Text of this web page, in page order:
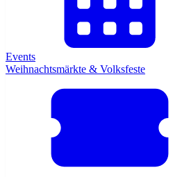
Events
Weihnachtsmärkte & Volksfeste